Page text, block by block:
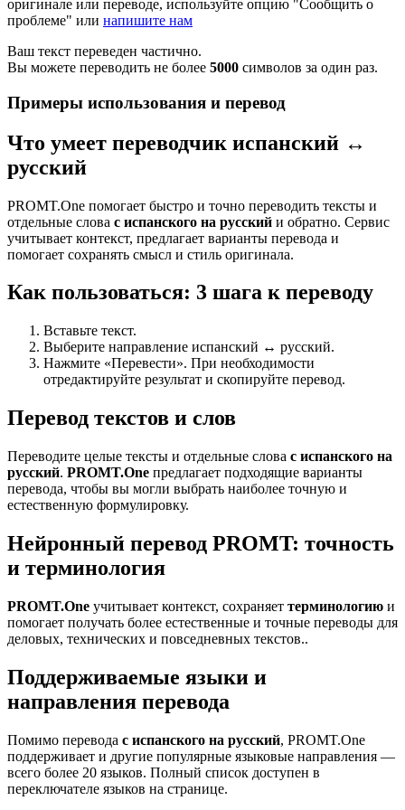
оригинале или переводе, используйте опцию "Сообщить о
проблеме" или напишите нам
Ваш текст переведен частично.
Вы можете переводить не более 5000 символов за один раз.
Примеры использования и перевод
Что умеет переводчик испанский ↔
русский
PROMT.One помогает быстро и точно переводить тексты и
отдельные слова с испанского на русский и обратно. Сервис
учитывает контекст, предлагает варианты перевода и
помогает сохранять смысл и стиль оригинала.
Как пользоваться: 3 шага к переводу
Вставьте текст.
Выберите направление испанский ↔ русский.
Нажмите «Перевести». При необходимости
отредактируйте результат и скопируйте перевод.
Перевод текстов и слов
Переводите целые тексты и отдельные слова с испанского на
русский. PROMT.One предлагает подходящие варианты
перевода, чтобы вы могли выбрать наиболее точную и
естественную формулировку.
Нейронный перевод PROMT: точность
и терминология
PROMT.One учитывает контекст, сохраняет терминологию и
помогает получать более естественные и точные переводы для
деловых, технических и повседневных текстов..
Поддерживаемые языки и
направления перевода
Помимо перевода с испанского на русский, PROMT.One
поддерживает и другие популярные языковые направления —
всего более 20 языков. Полный список доступен в
переключателе языков на странице.